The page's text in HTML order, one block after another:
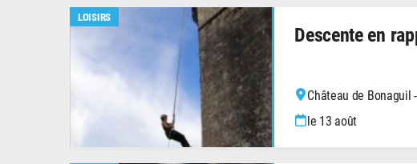
LOISIRS
Descente en
Château de Bonaguil
le 13 août